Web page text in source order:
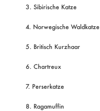
3. Sibirische Katze
4. Norwegische Waldkatze
5. Britisch Kurzhaar
6. Chartreux
7. Perserkatze
8. Ragamuffin